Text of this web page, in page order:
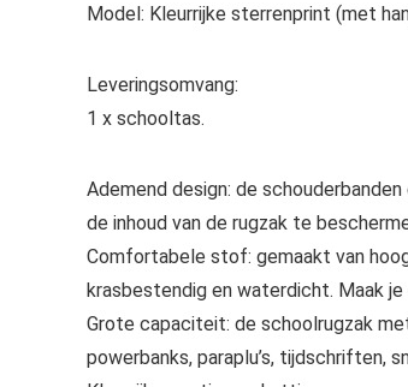
Model: Kleurrijke sterrenprint (met
Leveringsomvang:
1 x schooltas.
Ademend design: de
de inhoud van de rugzak te
Comfortabele stof: gemaakt van
krasbestendig en waterdicht. Maak
Grote capaciteit: de schoolrugzak
powerbanks, paraplu’s, tijdschriften,